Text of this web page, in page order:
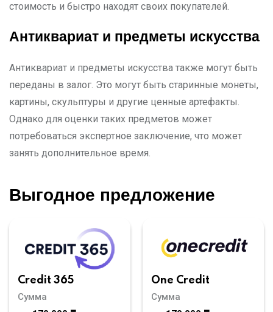
стоимость и быстро находят своих покупателей.
Антиквариат и предметы искусства
Антиквариат и предметы искусства также могут быть
переданы в залог. Это могут быть старинные монеты,
картины, скульптуры и другие ценные артефакты.
Однако для оценки таких предметов может
потребоваться экспертное заключение, что может
занять дополнительное время.
Выгодное предложение
Credit 365
Сумма
One Credit
Сумма